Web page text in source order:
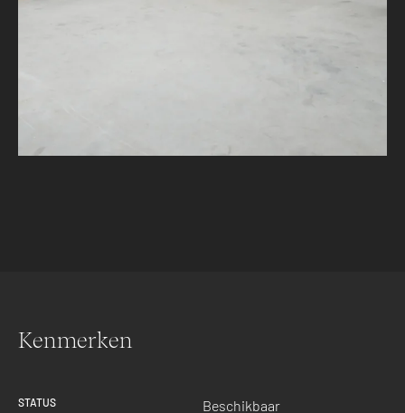
Kenmerken
STATUS Beschikbaar